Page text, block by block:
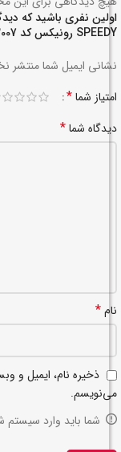
SPEEDY رونیکس کد RH-3007”
نشانی ایمیل شما منتشر
امتیاز شما*
دیدگاه شما*
نام*
ذخیره نام، ایمیل و
می‌نویسم.
شما باید وارد سیستم